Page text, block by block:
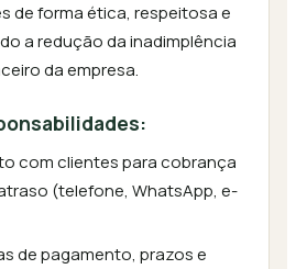
de forma ética, respeitosa e
a redução da inadimplência
da empresa.
com clientes para cobrança
(telefone, WhatsApp, e-
de pagamento, prazos e